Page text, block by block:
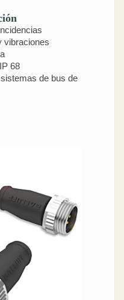
vibraciones
68
de bus de